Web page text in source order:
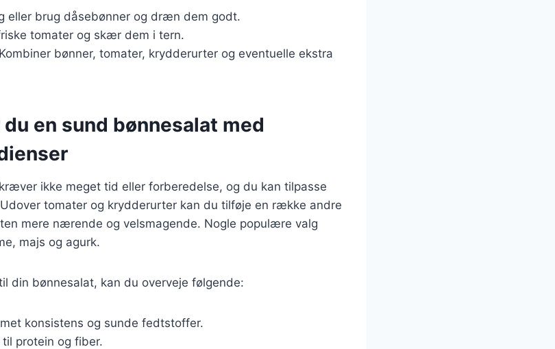
eller brug dåsebønner og dræn dem godt.
tomater og skær dem i tern.
bønner, tomater, krydderurter og eventuelle ekstra
en sund bønnesalat med
ikke meget tid eller forberedelse, og du kan tilpasse
tomater og krydderurter kan du tilføje en række andre
mere nærende og velsmagende. Nogle populære valg
majs og agurk.
din bønnesalat, kan du overveje følgende:
konsistens og sunde fedtstoffer.
protein og fiber.